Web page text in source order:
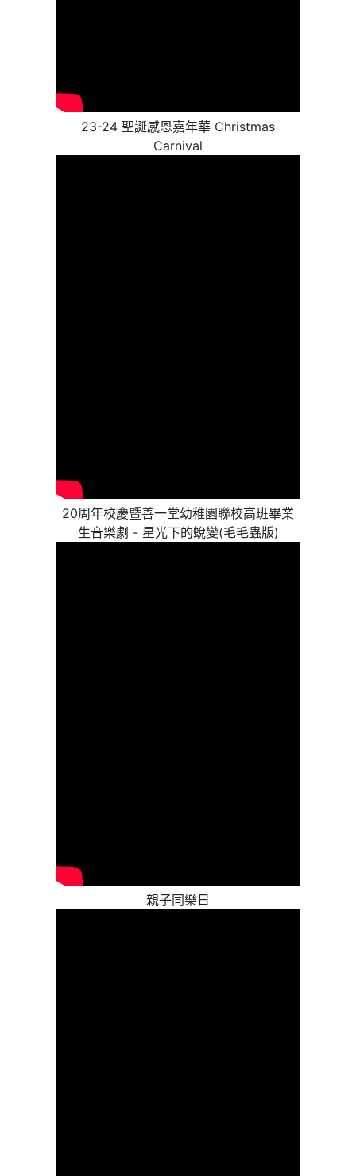
23-24 聖誕感恩嘉年華 Christmas
Carnival
20周年校慶暨善一堂幼稚園聯校高班畢業
生音樂劇 - 星光下的蛻變(毛毛蟲版)
親子同樂日